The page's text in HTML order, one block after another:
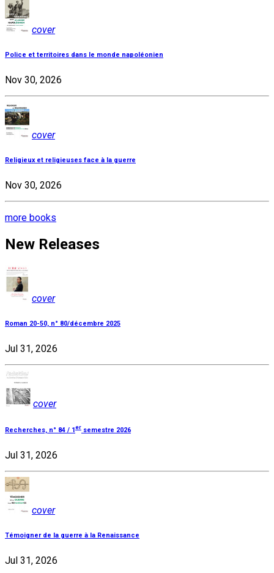
cover
Police et territoires dans le monde napoléonien
Nov 30, 2026
cover
Religieux et religieuses face à la guerre
Nov 30, 2026
more books
New Releases
cover
Roman 20-50, n° 80/décembre 2025
Jul 31, 2026
cover
Recherches, n° 84 / 1 er semestre 2026
Jul 31, 2026
cover
Témoigner de la guerre à la Renaissance
Jul 31, 2026